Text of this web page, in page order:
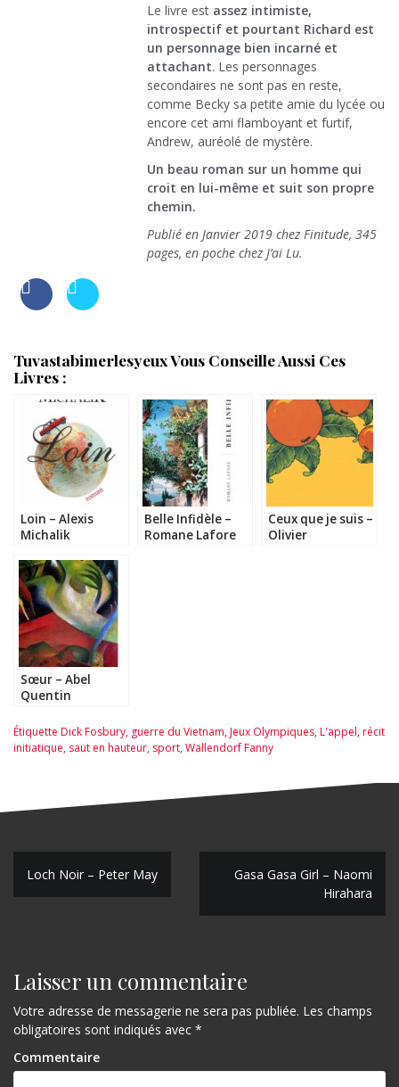
Le livre est assez intimiste,
introspectif et pourtant Richard est
un personnage bien incarné et
attachant. Les personnages
secondaires ne sont pas en reste,
comme Becky sa petite amie du lycée ou
encore cet ami flamboyant et furtif,
Andrew, auréolé de mystère.
Un beau roman sur un homme qui
croit en lui-même et suit son propre
chemin.
Publié en Janvier 2019 chez Finitude, 345
pages, en poche chez J’ai Lu.
Tuvastabimerlesyeux Vous Conseille Aussi Ces
Livres :
Loin – Alexis
Michalik
Belle Infidèle –
Romane Lafore
Ceux que je suis –
Olivier
Sœur – Abel
Quentin
Étiquette Dick Fosbury, guerre du Vietnam,Jeux Olympiques,L'appel,récit
initiatique, saut en hauteur, sport,Wallendorf Fanny
N
i
g
a
t
Loch Noir – Peter May
Gasa Gasa Girl – Naomi
Hirahara
Laisser un commentaire
Votre adresse de messagerie ne sera pas publiée. Les champs
obligatoires sont indiqués avec *
Commentaire